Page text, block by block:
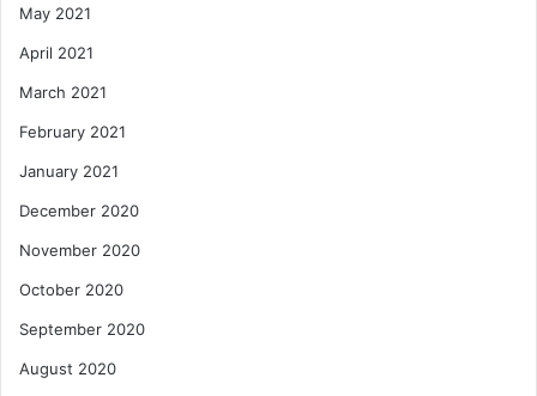
May 2021
April 2021
March 2021
February 2021
January 2021
December 2020
November 2020
October 2020
September 2020
August 2020